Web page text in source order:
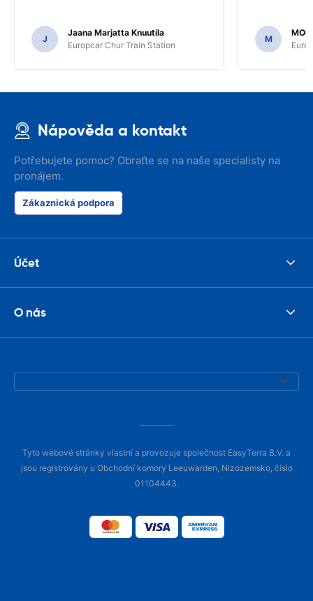
J
Jaana Marjatta Knuutila
Europcar Chur Train Station
M
Nápověda a kontakt
Potřebujete pomoc? Obraťte se na naše specialisty na
pronájem.
Zákaznická podpora
Účet
O nás
Tyto webové stránky vlastní a provozuje společnost EasyTerra B.V. a
jsou registrovány u Obchodní komory Leeuwarden, Nizozemsko, číslo
01104443.